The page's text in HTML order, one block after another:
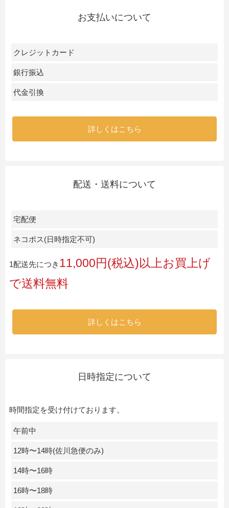
お支払いについて
クレジットカード
銀行振込
代金引換
詳しくはこちら
配送・送料について
宅配便
ネコポス(日時指定不可)
1配送先につき 11,000円(税込)以上お買上げ
で送料無料
詳しくはこちら
日時指定について
時間指定を受け付けております。
午前中
12時〜14時(佐川急便のみ)
14時〜16時
16時〜18時